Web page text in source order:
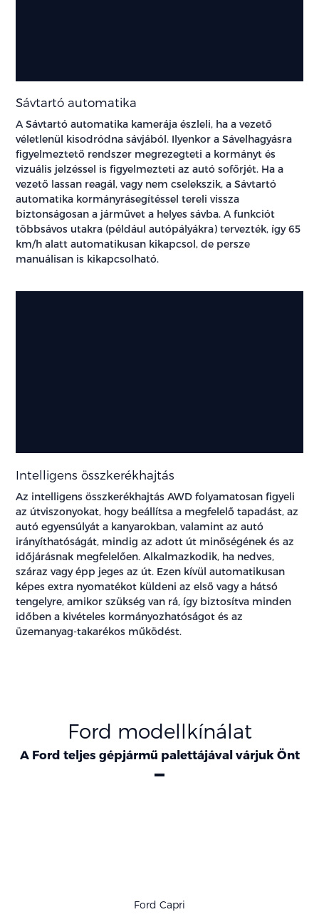
Sávtartó automatika
A Sávtartó automatika kamerája észleli, ha a vezető
véletlenül kisodródna sávjából. Ilyenkor a Sávelhagyásra
figyelmeztető rendszer megrezegteti a kormányt és
vizuális jelzéssel is figyelmezteti az autó sofőrjét. Ha a
vezető lassan reagál, vagy nem cselekszik, a Sávtartó
automatika kormányrásegítéssel tereli vissza
biztonságosan a járművet a helyes sávba. A funkciót
többsávos utakra (például autópályákra) tervezték, így 65
km/h alatt automatikusan kikapcsol, de persze
manuálisan is kikapcsolható.
Intelligens összkerékhajtás
Az intelligens összkerékhajtás AWD folyamatosan figyeli
az útviszonyokat, hogy beállítsa a megfelelő tapadást, az
autó egyensúlyát a kanyarokban, valamint az autó
irányíthatóságát, mindig az adott út minőségének és az
időjárásnak megfelelően. Alkalmazkodik, ha nedves,
száraz vagy épp jeges az út. Ezen kívül automatikusan
képes extra nyomatékot küldeni az első vagy a hátsó
tengelyre, amikor szükség van rá, így biztosítva minden
időben a kivételes kormányozhatóságot és az
üzemanyag-takarékos működést.
Ford modellkínálat
A Ford teljes gépjármű palettájával várjuk Önt
Ford Capri